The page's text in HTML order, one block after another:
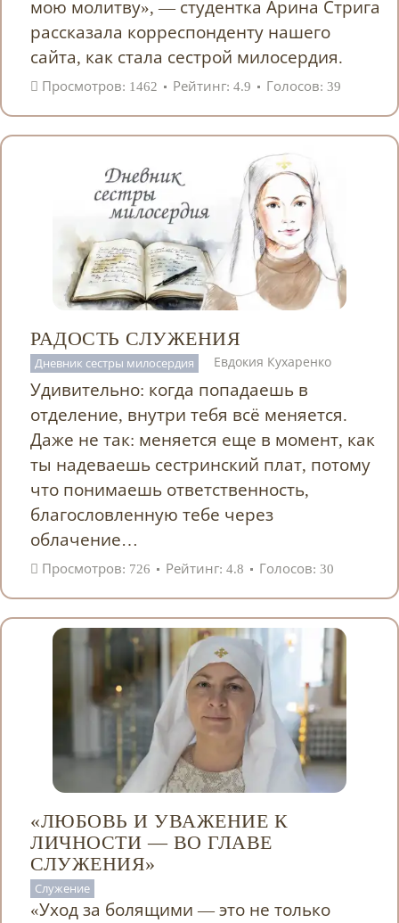
мою молитву», — студентка Арина Стрига
рассказала корреспонденту нашего
сайта, как стала сестрой милосердия.
Просмотров: 1462 Рейтинг: 4.9 Голосов: 39
РАДОСТЬ СЛУЖЕНИЯ
Дневник сестры милосердия Евдокия Кухаренко
Удивительно: когда попадаешь в
отделение, внутри тебя всё меняется.
Даже не так: меняется еще в момент, как
ты надеваешь сестринский плат, потому
что понимаешь ответственность,
благословленную тебе через
облачение…
Просмотров: 726 Рейтинг: 4.8 Голосов: 30
«ЛЮБОВЬ И УВАЖЕНИЕ К
ЛИЧНОСТИ — ВО ГЛАВЕ
СЛУЖЕНИЯ»
Служение
«Уход за болящими — это не только